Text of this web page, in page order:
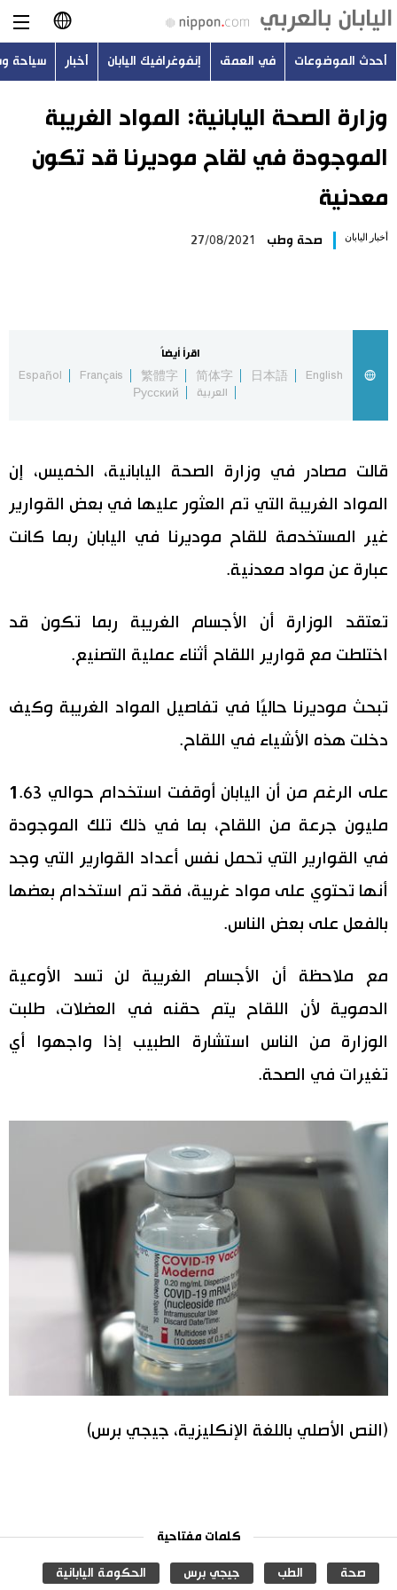
日本語
English
简体字
أحدث الموضوعات
سياحة وسفر
اليابان في فيديو
مانغا وأنيمي
الأقسام
صور
اقتصاد
ثقافة
لايف ستايل
إعلان
الأكثر تفاعلا
المطبخ الياباني
أحدث الموضوعات في العمق إنفوغرافيك اليابان أخبار سياحة
وزارة الصحة اليابانية: المواد الغريبة
الموجودة في لقاح موديرنا قد تكون
معدنية
أخبار اليابان صحة وطب 27/08/2021
اقرأ أيضاً
English
日本語
简体字
繁體字
Français
Español
العربية
Русский
قالت مصادر في وزارة الصحة اليابانية، الخميس، إن
المواد الغريبة التي تم العثور عليها في بعض القوارير
غير المستخدمة للقاح موديرنا في اليابان ربما كانت
عبارة عن مواد معدنية.
تعتقد الوزارة أن الأجسام الغريبة ربما تكون قد
اختلطت مع قوارير اللقاح أثناء عملية التصنيع.
تبحث موديرنا حاليًا في تفاصيل المواد الغريبة وكيف
دخلت هذه الأشياء في اللقاح.
على الرغم من أن اليابان أوقفت استخدام حوالي 1.63
مليون جرعة من اللقاح، بما في ذلك تلك الموجودة
في القوارير التي تحمل نفس أعداد القوارير التي وجد
أنها تحتوي على مواد غريبة، فقد تم استخدام بعضها
بالفعل على بعض الناس.
مع ملاحظة أن الأجسام الغريبة لن تسد الأوعية
الدموية لأن اللقاح يتم حقنه في العضلات، طلبت
الوزارة من الناس استشارة الطبيب إذا واجهوا أي
تغيرات في الصحة.
(النص الأصلي باللغة الإنكليزية، جيجي برس)
كلمات مفتاحية
صحة الطب جيجي برس الحكومة اليابانية